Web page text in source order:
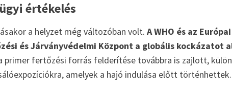
értékelés
a helyzet még változóban volt. A WHO és az Európai
és Járványvédelmi Központ a globális kockázatot
primer fertőzési forrás felderítése továbbra is zajlott,
amelyek a hajó indulása előtt történhettek.